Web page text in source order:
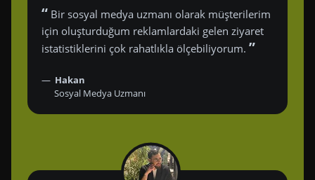
“ Bir sosyal medya uzmanı olarak müşterilerim
için oluşturduğum reklamlardaki gelen ziyaret
istatistiklerini çok rahatlıkla ölçebiliyorum. ”
Hakan
Sosyal Medya Uzmanı